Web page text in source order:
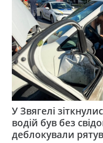
У Звягелі
водій був без
деблокували